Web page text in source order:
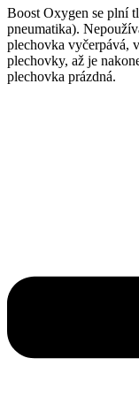
Boost Oxygen se plní
pneumatika).
plechovka vyčerpává,
plechovky, až je
plechovka prázdná.